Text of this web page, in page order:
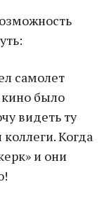
самолет
было
видеть ту
Когда
и они